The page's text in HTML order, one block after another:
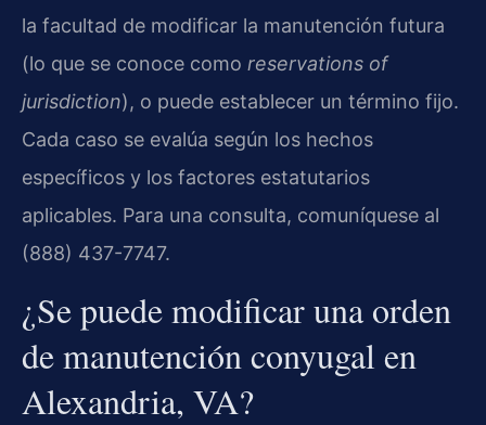
la facultad de modificar la manutención futura
(lo que se conoce como reservations of
jurisdiction), o puede establecer un término fijo.
Cada caso se evalúa según los hechos
específicos y los factores estatutarios
aplicables. Para una consulta, comuníquese al
(888) 437-7747.
¿Se puede modificar una orden
de manutención conyugal en
Alexandria, VA?